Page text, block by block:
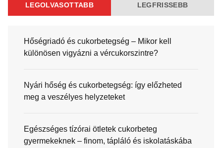
LEGOLVASOTTABB LEGFRISSEBB
Hőségriadó és cukorbetegség – Mikor kell
különösen vigyázni a vércukorszintre?
Nyári hőség és cukorbetegség: így előzheted
meg a veszélyes helyzeteket
Egészséges tízórai ötletek cukorbeteg
gyermekeknek – finom, tápláló és iskolatáskába